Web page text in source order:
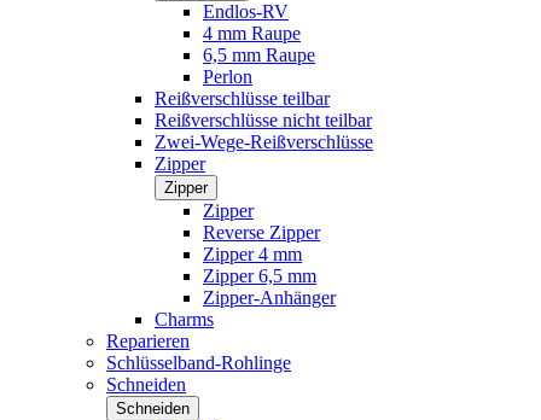
Endlos-RV
4 mm Raupe
6,5 mm Raupe
Perlon
Reißverschlüsse teilbar
Reißverschlüsse nicht teilbar
Zwei-Wege-Reißverschlüsse
Zipper
Zipper
Zipper
Reverse Zipper
Zipper 4 mm
Zipper 6,5 mm
Zipper-Anhänger
Charms
Reparieren
Schlüsselband-Rohlinge
Schneiden
Schneiden